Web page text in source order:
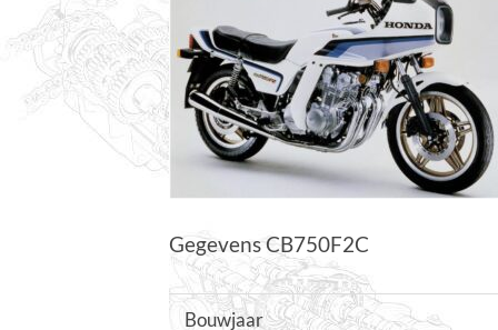
Gegevens CB750F2C
Bouwjaar